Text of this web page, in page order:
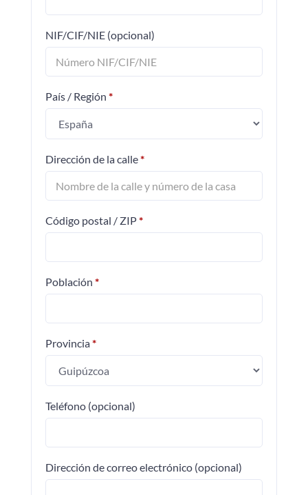
NIF/CIF/NIE (opcional)
País / Región *
Dirección de la calle*
Código postal / ZIP*
Población *
Provincia*
Teléfono (opcional)
Dirección de correo electrónico (opcional)